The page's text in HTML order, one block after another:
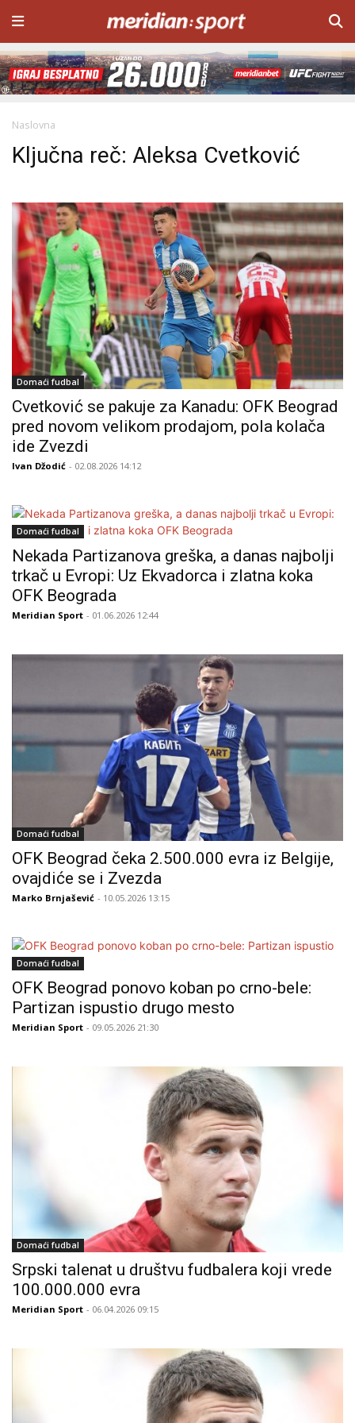
Naslovna
Ključna reč: Aleksa Cvetković
Domaći fudbal
Cvetković se pakuje za Kanadu: OFK Beograd
pred novom velikom prodajom, pola kolača
ide Zvezdi
Ivan Džodić - 02.08.2026 14:12
Domaći fudbal
Nekada Partizanova greška, a danas najbolji
trkač u Evropi: Uz Ekvadorca i zlatna koka
OFK Beograda
Meridian Sport - 01.06.2026 12:44
Domaći fudbal
OFK Beograd čeka 2.500.000 evra iz Belgije,
ovajdiće se i Zvezda
Marko Brnjašević - 10.05.2026 13:15
Domaći fudbal
OFK Beograd ponovo koban po crno-bele:
Partizan ispustio drugo mesto
Meridian Sport - 09.05.2026 21:30
Domaći fudbal
Srpski talenat u društvu fudbalera koji vrede
100.000.000 evra
Meridian Sport - 06.04.2026 09:15